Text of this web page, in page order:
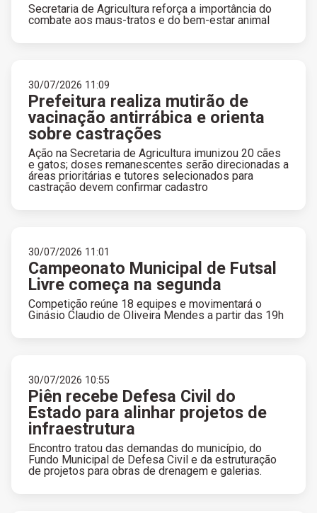
Secretaria de Agricultura reforça a importância do
combate aos maus-tratos e do bem-estar animal
30/07/2026 11:09
Prefeitura realiza mutirão de
vacinação antirrábica e orienta
sobre castrações
Ação na Secretaria de Agricultura imunizou 20 cães
e gatos; doses remanescentes serão direcionadas a
áreas prioritárias e tutores selecionados para
castração devem confirmar cadastro
30/07/2026 11:01
Campeonato Municipal de Futsal
Livre começa na segunda
Competição reúne 18 equipes e movimentará o
Ginásio Claudio de Oliveira Mendes a partir das 19h
30/07/2026 10:55
Piên recebe Defesa Civil do
Estado para alinhar projetos de
infraestrutura
Encontro tratou das demandas do município, do
Fundo Municipal de Defesa Civil e da estruturação
de projetos para obras de drenagem e galerias.